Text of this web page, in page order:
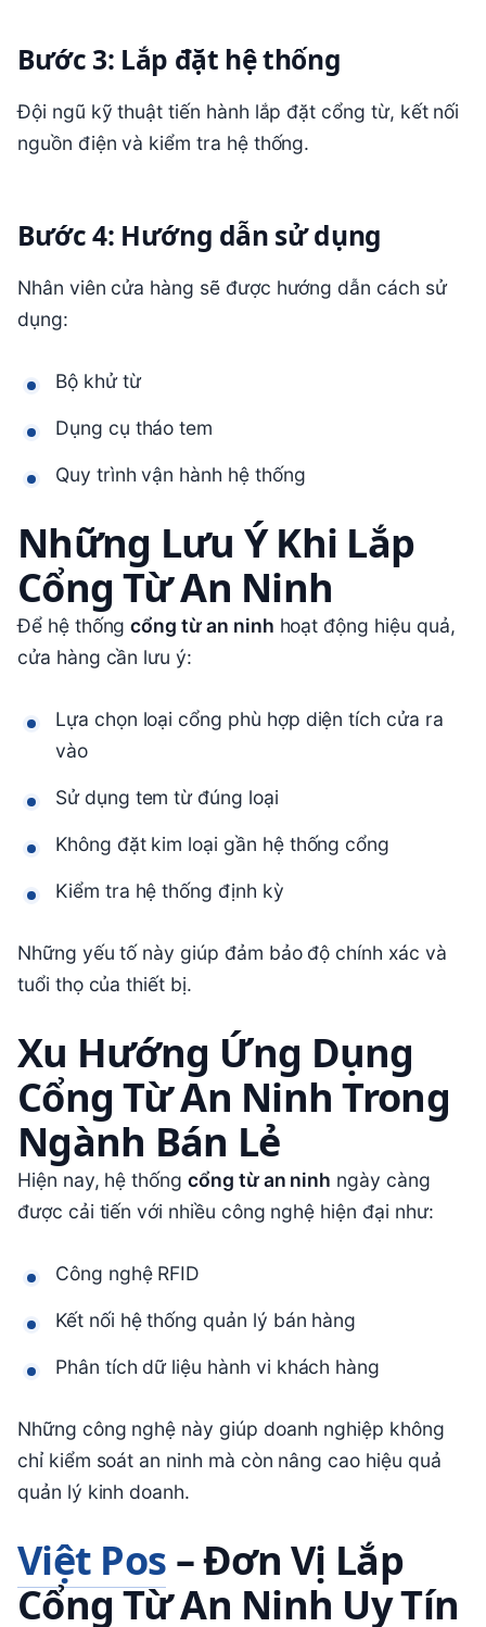
Bước 3: Lắp đặt hệ thống
Đội ngũ kỹ thuật tiến hành lắp đặt cổng từ, kết nối
nguồn điện và kiểm tra hệ thống.
Bước 4: Hướng dẫn sử dụng
Nhân viên cửa hàng sẽ được hướng dẫn cách sử
dụng:
Bộ khử từ
Dụng cụ tháo tem
Quy trình vận hành hệ thống
Những Lưu Ý Khi Lắp
Cổng Từ An Ninh
Để hệ thốngcổng từ an ninh hoạt động hiệu quả,
cửa hàng cần lưu ý:
Lựa chọn loại cổng phù hợp diện tích cửa ra
vào
Sử dụng tem từ đúng loại
Không đặt kim loại gần hệ thống cổng
Kiểm tra hệ thống định kỳ
Những yếu tố này giúp đảm bảo độ chính xác và
tuổi thọ của thiết bị.
Xu Hướng Ứng Dụng
Cổng Từ An Ninh Trong
Ngành Bán Lẻ
Hiện nay, hệ thốngcổng từ an ninh ngày càng
được cải tiến với nhiều công nghệ hiện đại như:
Công nghệ RFID
Kết nối hệ thống quản lý bán hàng
Phân tích dữ liệu hành vi khách hàng
Những công nghệ này giúp doanh nghiệp không
chỉ kiểm soát an ninh mà còn nâng cao hiệu quả
quản lý kinh doanh.
Việt Pos – Đơn Vị Lắp
Cổng Từ An Ninh Uy Tín